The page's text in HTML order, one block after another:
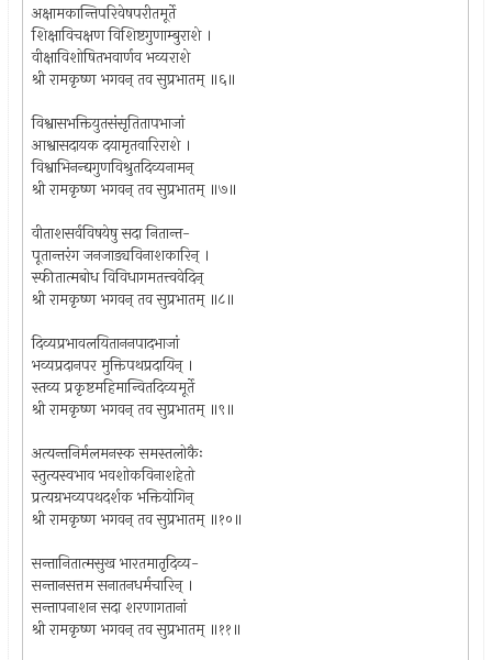
अक्षामकान्तिपरिवेषपरीतमूर्ते
शिक्षाविचक्षण विशिष्टगुणाम्बुराशे ।
वीक्षाविशोषितभवार्णव भव्यराशे
श्री रामकृष्ण भगवन् तव सुप्रभातम् ॥६॥
विश्वासभक्तियुतसंसृतितापभाजां
आश्वासदायक दयामृतवारिराशे ।
विश्वाभिनन्द्यगुणविश्रुतदिव्यनामन्
श्री रामकृष्ण भगवन् तव सुप्रभातम् ॥७॥
वीताशसर्वविषयेषु सदा नितान्त-
पूतान्तरंग जनजाड्यविनाशकारिन् ।
स्फीतात्मबोध विविधागमतत्त्ववेदिन्
श्री रामकृष्ण भगवन् तव सुप्रभातम् ॥८॥
दिव्यप्रभावलयिताननपादभाजां
भव्यप्रदानपर मुक्तिपथप्रदायिन् ।
स्तव्य प्रकृष्टमहिमान्वितदिव्यमूर्ते
श्री रामकृष्ण भगवन् तव सुप्रभातम् ॥९॥
अत्यन्तनिर्मलमनस्क समस्तलोकैः
स्तुत्यस्वभाव भवशोकविनाशहेतो
प्रत्यग्रभव्यपथदर्शक भक्तियोगिन्
श्री रामकृष्ण भगवन् तव सुप्रभातम् ॥१०॥
सन्तानितात्मसुख भारतमातृदिव्य-
सन्तानसत्तम सनातनधर्मचारिन् ।
सन्तापनाशन सदा शरणागतानां
श्री रामकृष्ण भगवन् तव सुप्रभातम् ॥११॥